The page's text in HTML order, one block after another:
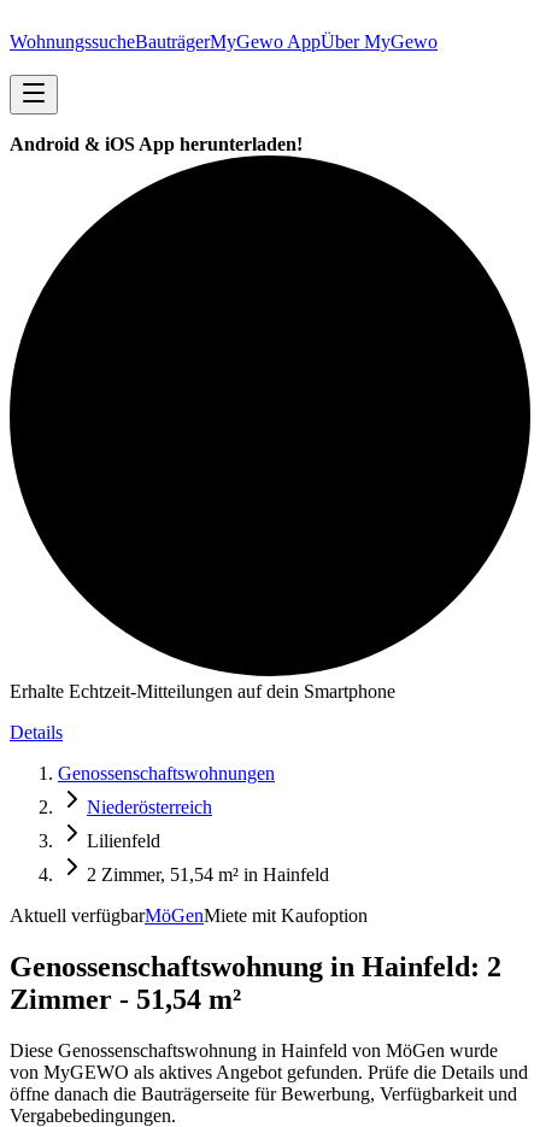
WohnungssucheBauträgerMyGewo AppÜber MyGewo
Android & iOS App herunterladen!
Erhalte Echtzeit-Mitteilungen auf dein Smartphone
Details
Genossenschaftswohnungen
Niederösterreich
Lilienfeld
2 Zimmer, 51,54 m² in Hainfeld
Aktuell verfügbarMöGenMiete mit Kaufoption
Genossenschaftswohnung in Hainfeld: 2
Zimmer - 51,54 m²
Diese Genossenschaftswohnung in Hainfeld von MöGen wurde
von MyGEWO als aktives Angebot gefunden. Prüfe die Details und
öffne danach die Bauträgerseite für Bewerbung, Verfügbarkeit und
Vergabebedingungen.